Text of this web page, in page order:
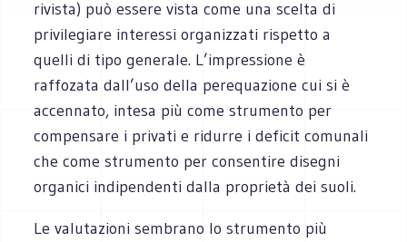
rivista) può essere vista come una scelta di
privilegiare interessi organizzati rispetto a
quelli di tipo generale. L’impressione è
raffozata dall’uso della perequazione cui si è
accennato, intesa più come strumento per
compensare i privati e ridurre i deficit comunali
che come strumento per consentire disegni
organici indipendenti dalla proprietà dei suoli.
Le valutazioni sembrano lo strumento più